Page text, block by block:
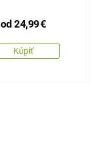
od 24,99€
Kúpiť